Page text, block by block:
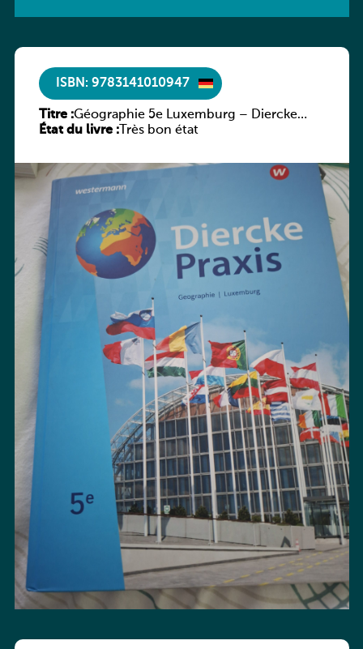
ISBN: 9783141010947
Titre :Géographie 5e Luxemburg – Diercke
Praxis
État du livre :Très bon état